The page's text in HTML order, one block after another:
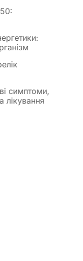
симптоми,
лікування